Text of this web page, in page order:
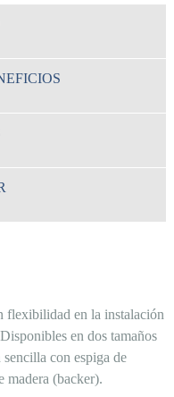
flexibilidad en la instalación
en dos tamaños
con espiga de
madera (backer).